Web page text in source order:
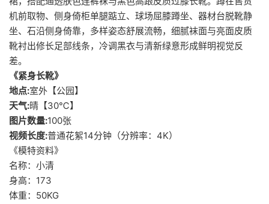
机前取物、侧身倚柜单腿踮立、球场屈膝蹲坐、器材台脱靴静
坐、石沿侧身倚靠，多样姿态舒展流畅，细腻袜面与亮面皮质
靴衬出修长足部线条，冷调黑衣与清新绿意形成鲜明视觉反
差。
《紧身长靴》
地点:室外【公园】
天气:晴【30℃】
图片数量:100张
视频长度:普通花絮14分钟（分辨率：4K）
《模特资料》
名称：小清
身高：173
体重：50KG